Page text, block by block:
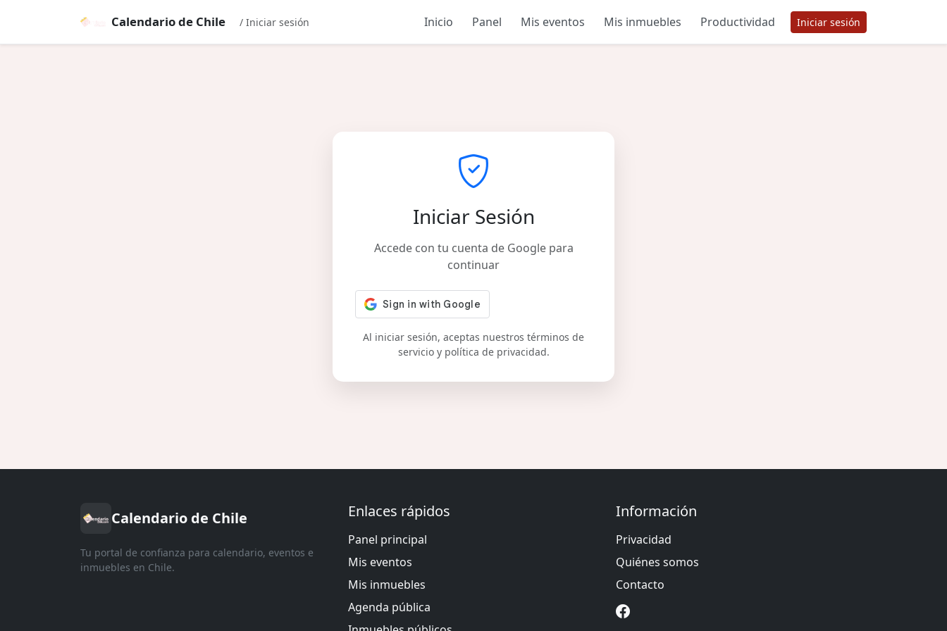
Calendario de Chile / Iniciar sesión Inicio Panel Mis eventos Mis inmuebles Productividad Iniciar sesión
Iniciar Sesión
Accede con tu cuenta de Google para
continuar
Al iniciar sesión, aceptas nuestros términos de
servicio y política de privacidad.
Calendario de Chile
Tu portal de confianza para calendario, eventos e
inmuebles en Chile.
Enlaces rápidos
Panel principal
Mis eventos
Mis inmuebles
Agenda pública
Información
Privacidad
Quiénes somos
Contacto